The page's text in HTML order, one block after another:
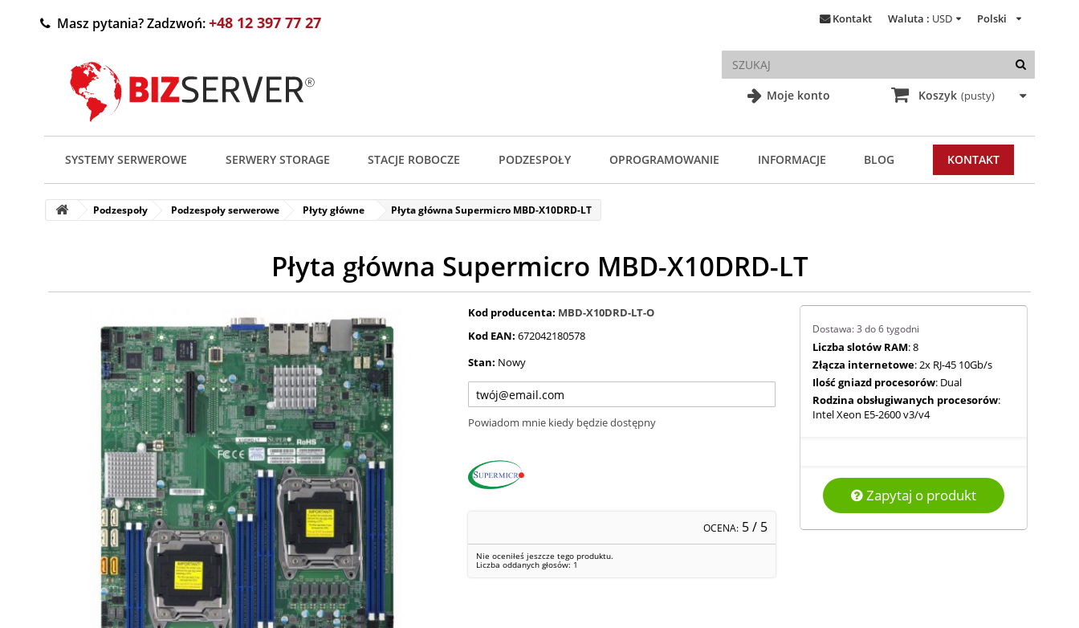
Moje konto
Polski
Waluta : USD
Kontakt
Masz pytania? Zadzwoń:+48 12 397 77 27
Koszyk (pusty)
SYSTEMY SERWEROWE SERWERY STORAGE STACJE ROBOCZE PODZESPOŁY OPROGRAMOWANIE INFORMACJE BLOG KONTAKT
Podzespoły Podzespoły serwerowe Płyty główne Płyta główna Supermicro MBD-X10DRD-LT
Płyta główna Supermicro MBD-X10DRD-LT
Kod producenta: MBD-X10DRD-LT-O
Kod EAN: 672042180578
Stan: Nowy
Powiadom mnie kiedy będzie dostępny
OCENA: 5/ 5
Nie oceniłeś jeszcze tego produktu.
Liczba oddanych głosów: 1
Dostawa: 3 do 6 tygodni
Liczba slotów RAM: 8
Złącza internetowe: 2x RJ-45 10Gb/s
Ilość gniazd procesorów: Dual
Rodzina obsługiwanych procesorów:
Intel Xeon E5-2600 v3/v4
Zapytaj o produkt